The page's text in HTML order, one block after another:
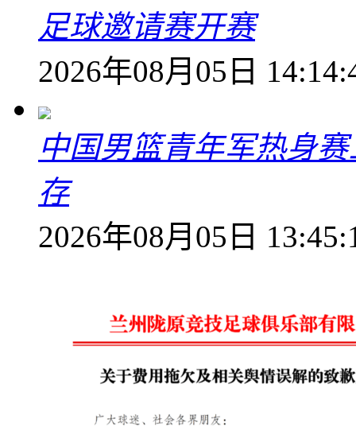
足球邀请赛开赛
2026年08月05日
中国男篮青年军热身
存
2026年08月05日